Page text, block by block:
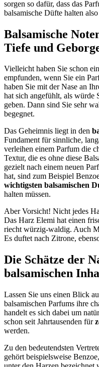
sorgen so dafür, dass das
balsamische Düfte halten
Balsamische
Tiefe und
Vielleicht haben Sie schon
empfunden, wenn Sie ein
haben Sie mit der Nase an
hat sich angefühlt, als würde
geben. Dann sind Sie sehr
begegnet.
Das Geheimnis liegt in den
Fundament für sinnliche,
verleihen einem Parfum die
Textur, die es ohne diese
gezielt nach einem neuen
hat, sind zum Beispiel
wichtigsten balsamischen
halten müssen.
Aber Vorsicht! Nicht jedes
Das Harz Elemi hat einen
riecht würzig-waldig. Auch
Es duftet nach Zitrone,
Die Schätze der
balsamischen
Lassen Sie uns einen Blick
balsamischen Parfums ihre
handelt es sich dabei um
schon seit Jahrtausenden für
werden.
Zu den bedeutendsten
gehört beispielsweise